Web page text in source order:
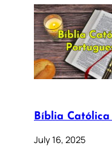
Bíblia Católica
July 16, 2025